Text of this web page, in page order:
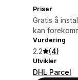
Priser
Gratis å
kan
Vurdering
2.2 (4)
Utvikler
DHL Parcel